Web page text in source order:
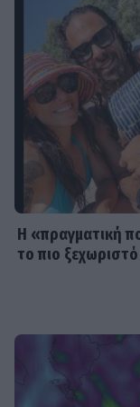
Μιχόπουλος: Η
της Ευριπίδου
είναι γεμάτη
SHOWBIZ
Συγκλονίζει η
Ιωάννα
με δέσουν για να
εαυτό μου
Μαραβέγια μέσα
Η «πραγματική
το πιο